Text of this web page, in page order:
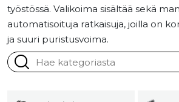
työstössä. Valikoima sisältää sekä
automatisoituja ratkaisuja, joilla on
ja suuri puristusvoima.